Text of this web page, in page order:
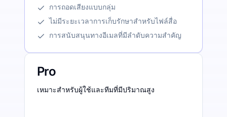
การถอดเสียงแบบกลุ่ม
ไม่มีระยะเวลาการเก็บรักษาสำหรับไฟล์สื่อ
การสนับสนุนทางอีเมลที่มีลำดับความสำคัญ
Pro
เหมาะสำหรับผู้ใช้และทีมที่มีปริมาณสูง